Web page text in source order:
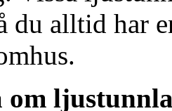
du alltid har
om